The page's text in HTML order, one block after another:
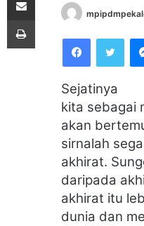
Sejatinya
kita sebagai
akan
sirnalah
akhirat.
daripada
akhirat itu
dunia dan